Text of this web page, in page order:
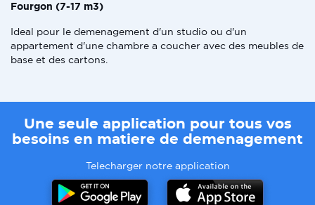
Fourgon (7-17 m3)
Ideal pour le demenagement d'un studio ou d'un
appartement d'une chambre a coucher avec des meubles de
base et des cartons.
Une seule application pour tous vos
besoins en matiere de demenagement
Telecharger notre application